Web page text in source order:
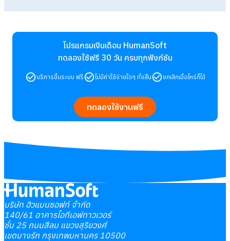
โปรแกรมเงินเดือน HumanSoft
ทดลองใช้ฟรี 30 วัน ครบทุกฟังก์ชัน
บริการขึ้นระบบ ฟรี ไม่มีค่าใช้จ่ายใดๆ ทั้งสิ้น ยกเลิกเมื่อไหร่ก็ได้
ทดลองใช้งานฟรี
บริษัท ฮิวแมนซอฟท์ จำกัด
140/61 อาคารไอทีเอฟทาวเวอร์
ชั้น 25 ถนนสีลม แขวงสุริยวงศ์
เขตบางรัก กรุงเทพมหานคร 10500